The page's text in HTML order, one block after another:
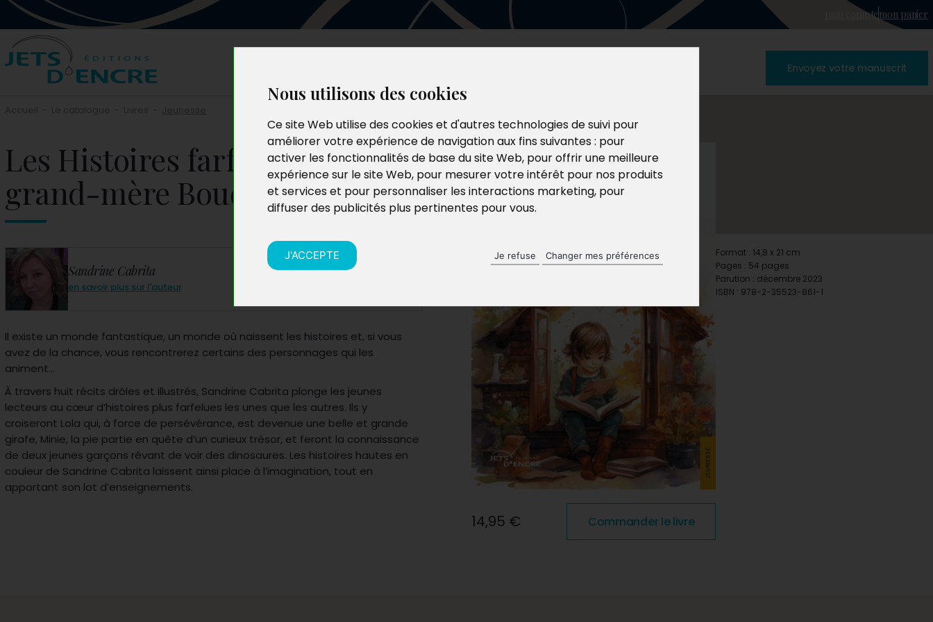
Nous utilisons des cookies
Ce site Web utilise des cookies et d'autres technologies de suivi pour
améliorer votre expérience de navigation aux fins suivantes : pour
activer les fonctionnalités de base du site Web, pour offrir une meilleure
expérience sur le site Web, pour mesurer votre intérêt pour nos produits
et services et pour personnaliser les interactions marketing, pour
diffuser des publicités plus pertinentes pour vous.
J'ACCEPTE Je refuse Changer mes préférences
mon comptemon panier
Envoyez votre manuscrit
Les Histoires farfelues de
grand-mère Boudu
Sandrine Cabrita
en savoir plus sur l'auteur
Il existe un monde fantastique, un monde où naissent les histoires et, si vous
avez de la chance, vous rencontrerez certains des personnages qui les
animent…
À travers huit récits drôles et illustrés, Sandrine Cabrita plonge les jeunes
lecteurs au cœur d’histoires plus farfelues les unes que les autres. Ils y
croiseront Lola qui, à force de persévérance, est devenue une belle et grande
girafe, Minie, la pie partie en quête d’un curieux trésor, et feront la connaissance
de deux jeunes garçons rêvant de voir des dinosaures. Les histoires hautes en
couleur de Sandrine Cabrita laissent ainsi place à l’imagination, tout en
apportant son lot d’enseignements.
14,95 € Commander le livre
Format : 14,8 x 21 cm
Pages : 54 pages
Parution : décembre 2023
ISBN : 978-2-35523-861-1